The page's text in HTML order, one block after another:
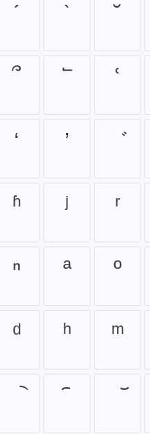
ˊ ˋ ˘
՞ ՟ ՙ
‘ ’ ゛
ʱ ʲ ʳ
ⁿ ª º
︢